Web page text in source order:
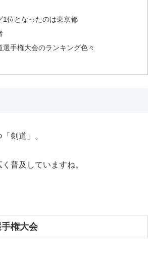
1位となったのは東京都
選手権大会のランキング色々
剣道」。
普及していますね。
権大会